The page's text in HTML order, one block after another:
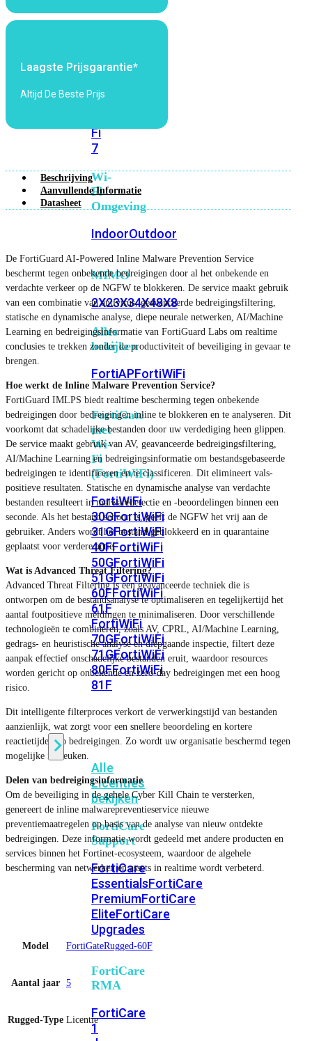
Fi
6Wi-
Fi
Fi
7
Wi-
Fi
Omgeving
IndoorOutdoor
MIMO
2X23X34X48X8
Alles
bekijken
FortiAPFortiWiFi
FortiGate
met
Wi-
Fi
(FortiWiFi)
FortiWiFi
30GFortiWiFi
31GFortiWiFi
40FFortiWiFi
50GFortiWiFi
51GFortiWiFi
60FFortiWiFi
61F
FortiWiFi
70GFortiWiFi
71GFortiWiFi
80FFortiWiFi
81F
Licentie
Alle
Licenties
bekijken
FortiCare
Support
FortiCare
EssentialsFortiCare
PremiumFortiCare
EliteFortiCare
Upgrades
FortiCare
RMA
FortiCare
1
Laagste Prijsgarantie*
Altijd De Beste Prijs
Beschrijving
Aanvullende Informatie
Datasheet
De FortiGuard AI-Powered Inline Malware Prevention Service
beschermt tegen onbekende bedreigingen door al het onbekende en
verdachte verkeer op de NGFW te blokkeren. De service maakt gebruik
van een combinatie van antivirus, geavanceerde bedreigingsfiltering,
statische en dynamische analyse, diepe neurale netwerken, AI/Machine
Learning en bedreigingsinformatie van FortiGuard Labs om realtime
conclusies te trekken zonder de productiviteit of beveiliging in gevaar te
brengen.
Hoe werkt de Inline Malware Prevention Service?
FortiGuard IMLPS biedt realtime bescherming tegen onbekende
bedreigingen door bedreigingen inline te blokkeren en te analyseren. Dit
voorkomt dat schadelijke bestanden door uw verdediging heen glippen.
De service maakt gebruik van AV, geavanceerde bedreigingsfiltering,
AI/Machine Learning en bedreigingsinformatie om bestandsgebaseerde
bedreigingen te identificeren en te classificeren. Dit elimineert vals-
positieve resultaten. Statische en dynamische analyse van verdachte
bestanden resulteert in malwaredetectie en -beoordelingen binnen een
seconde. Als het bestand schoon is, geeft de NGFW het vrij aan de
gebruiker. Anders wordt het bestand geblokkeerd en in quarantaine
geplaatst voor verdere actie.
Wat is Advanced Threat Filtering?
Advanced Threat Filtering is een geavanceerde techniek die is
ontworpen om de bestandsanalyse te optimaliseren en tegelijkertijd het
aantal foutpositieve meldingen te minimaliseren. Door verschillende
technologieën te combineren, zoals AV, CPRL, AI/Machine Learning,
gedrags- en heuristische analyse en diepgaande inspectie, filtert deze
aanpak effectief onschadelijke bestanden eruit, waardoor resources
worden gericht op onbekende en zero-day bedreigingen met een hoog
risico.
Dit intelligente filterproces verkort de verwerkingstijd van bestanden
aanzienlijk, wat zorgt voor een snellere beoordeling en kortere
reactietijden op bedreigingen. Zo wordt uw organisatie beschermd tegen
mogelijke inbreuken.
Delen van bedreigingsinformatie
Om de beveiliging in de gehele Cyber ​​Kill Chain te versterken,
genereert de inline malwarepreventieservice nieuwe
preventiemaatregelen op basis van de analyse van nieuw ontdekte
bedreigingen. Deze informatie wordt gedeeld met andere producten en
services binnen het Fortinet-ecosysteem, waardoor de algehele
bescherming van netwerken en assets in realtime wordt verbeterd.
Model FortiGateRugged-60F
Aantal jaar 5
Rugged-Type Licentie